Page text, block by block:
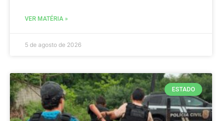
VER MATÉRIA »
5 de agosto de 2026
ESTADO